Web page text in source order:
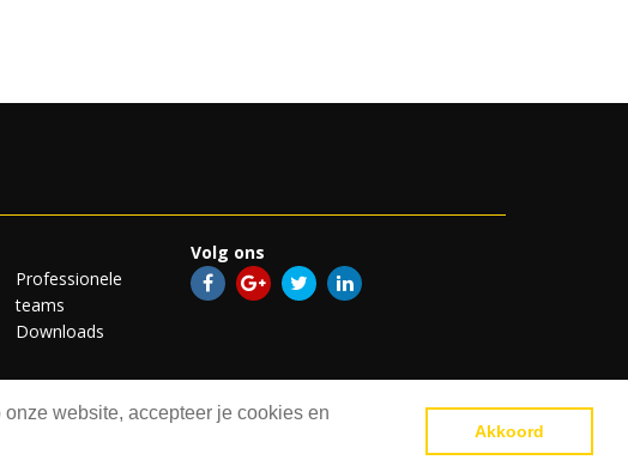
website, accepteer je cookies en
Akkoord
Professionele
teams
Downloads
Volg ons